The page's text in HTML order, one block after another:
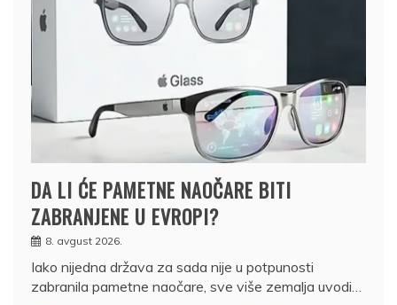
DA LI ĆE PAMETNE NAOČARE BITI
ZABRANJENE U EVROPI?
8. avgust 2026.
Iako nijedna država za sada nije u potpunosti
zabranila pametne naočare, sve više zemalja uvodi…